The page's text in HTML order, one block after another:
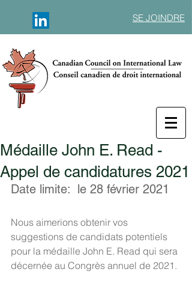
SE JOINDRE
Médaille John E. Read -
Appel de candidatures 2021
Date limite:  le 28 février 2021
Nous aimerions obtenir vos
suggestions de candidats potentiels
pour la médaille John E. Read qui sera
décernée au Congrès annuel de 2021.